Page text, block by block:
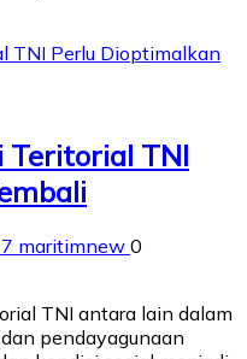
Teritorial TNI
maritimnew 0
TNI antara lain dalam
pendayagunaan